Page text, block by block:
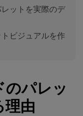
ットを実際のデ
ビジュアルを作
のパレッ
理由